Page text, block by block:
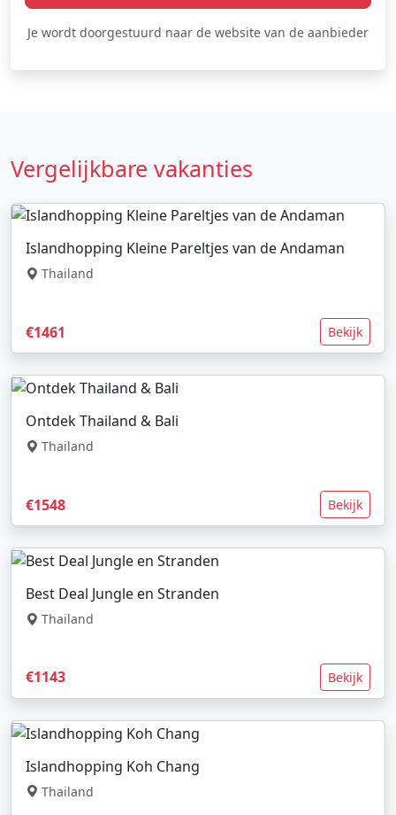
Je wordt doorgestuurd naar de website van de aanbieder
Vergelijkbare vakanties
Islandhopping Kleine Pareltjes van de Andaman
Thailand
€1461 Bekijk
Ontdek Thailand & Bali
Thailand
€1548 Bekijk
Best Deal Jungle en Stranden
Thailand
€1143 Bekijk
Islandhopping Koh Chang
Thailand